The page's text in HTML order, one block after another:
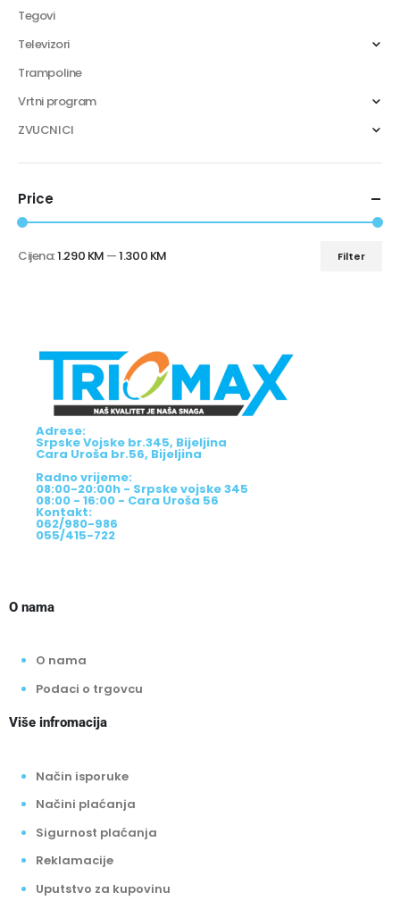
Tegovi
Televizori
Trampoline
Vrtni program
ZVUCNICI
Price
Filter
Cijena:1.290 KM —1.300 KM
Adrese:
Srpske Vojske br.345, Bijeljina
Cara Uroša br.56, Bijeljina
Radno vrijeme:
08:00-20:00h - Srpske vojske 345
08:00 - 16:00 - Cara Uroša 56
Kontakt:
062/980-986
055/415-722
O nama
O nama
Podaci o trgovcu
Više infromacija
Način isporuke
Načini plaćanja
Sigurnost plaćanja
Reklamacije
Uputstvo za kupovinu